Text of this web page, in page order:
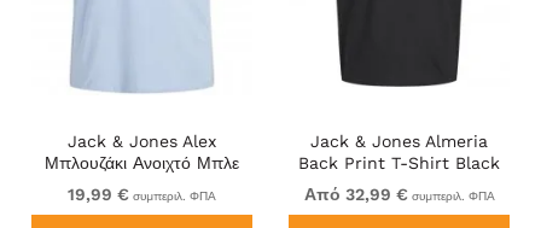
Jack & Jones Alex
Μπλουζάκι Ανοιχτό Μπλε
19,99 € συμπεριλ. ΦΠΑ
Jack & Jones Almeria
Back Print T-Shirt Black
Από 32,99 € συμπεριλ. ΦΠΑ